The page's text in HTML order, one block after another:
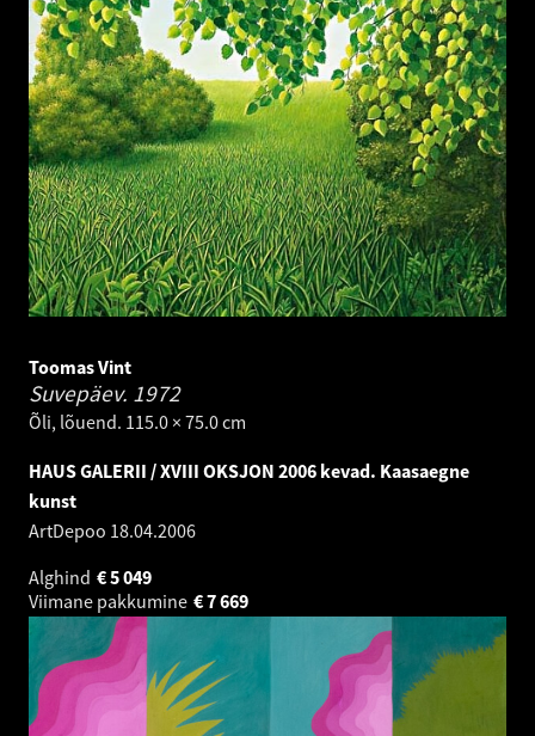
Toomas Vint
Suvepäev. 1972
Õli, lõuend. 115.0 × 75.0 cm
HAUS GALERII / XVIII OKSJON 2006 kevad. Kaasaegne
kunst
ArtDepoo 18.04.2006
Alghind
5 049
€
Viimane pakkumine
7 669
€